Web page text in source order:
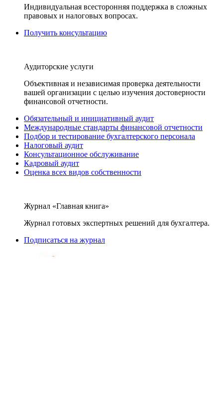
Индивидуальная всесторонняя поддержка в сложных
правовых и налоговых вопросах.
Получить консультацию
Аудиторские услуги
Объективная и независимая проверка деятельности
вашей организации с целью изучения достоверности
финансовой отчетности.
Обязательный и инициативный аудит
Международные стандарты финансовой отчетности
Подбор и тестирование бухгалтерского персонала
Налоговый аудит
Консультационное обслуживание
Кадровый аудит
Оценка всех видов собственности
Журнал «Главная книга»
Журнал готовых экспертных решений для бухгалтера.
Подписаться на журнал